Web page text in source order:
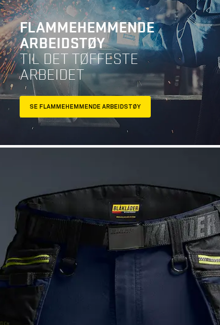
FLAMMEHEMMENDE
ARBEIDSTØY
TIL DET TØFFESTE
ARBEIDET
SE FLAMMEHEMMENDE ARBEIDSTØY